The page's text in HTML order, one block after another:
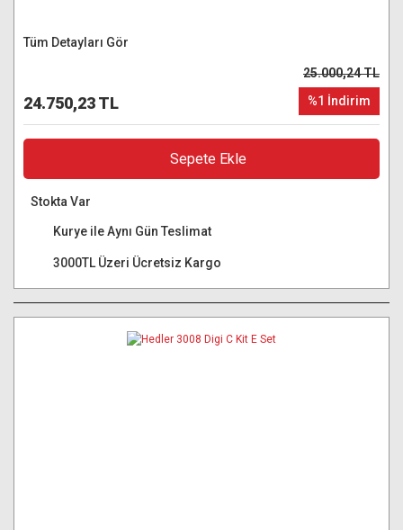
Tüm Detayları Gör
24.750,23 TL
25.000,24 TL
%1 İndirim
Sepete Ekle
Stokta Var
Kurye ile Aynı Gün Teslimat
3000TL Üzeri Ücretsiz Kargo